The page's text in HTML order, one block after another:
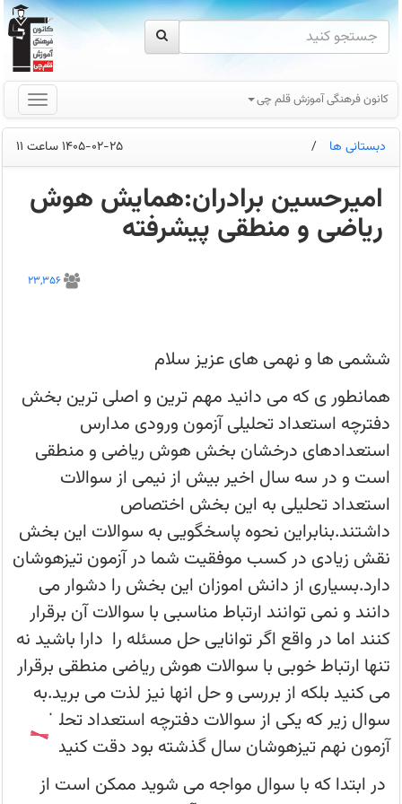
کانون فرهنگی آموزش قلم چی
دبستانی ها / 1405-02-25 ساعت 11
امیرحسین برادران:همایش هوش
ریاضی و منطقی پیشرفته
بخش
دفترچه
تحلیلی
آزمون
ورودی
مدارس
استعدادهای
درخشان
بخش
هوش
ریاضی
و
منطقی
است
و
در
سه
سال
اخیر
بیش
از
نیمی
از
سوالات
استعداد
تحلیلی
به
این
بخش
اختص
23,356
ششمی ها و نهمی های عزیز سلام
همانطور ی که می دانید مهم ترین و اصلی ترین بخش
دفترچه استعداد تحلیلی آزمون ورودی مدارس
استعدادهای درخشان بخش هوش ریاضی و منطقی
است و در سه سال اخیر بیش از نیمی از سوالات
استعداد تحلیلی به این بخش اختصاص
داشتند.بنابراین نحوه پاسخگویی به سوالات این بخش
نقش زیادی در کسب موفقیت شما در آزمون تیزهوشان
دارد.بسیاری از دانش اموزان این بخش را دشوار می
دانند و نمی توانند ارتباط مناسبی با سوالات آن برقرار
کنند اما در واقع اگر توانایی حل مسئله را دارا باشید نه
تنها ارتباط خوبی با سوالات هوش ریاضی منطقی برقرار
می کنید بلکه از بررسی و حل انها نیز لذت می برید.به
سوال زیر که یکی از سوالات دفترچه استعداد تحلیلی
آزمون نهم تیزهوشان سال گذشته بود دقت کنید.
در ابتدا که با سوال مواجه می شوید ممکن است از